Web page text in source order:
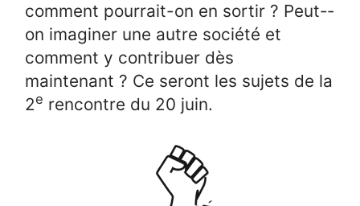
comment pourrait­-on en sortir ? Peut-­
on imaginer une autre société et
comment y contribuer dès
maintenant ? Ce seront les sujets de la
2e rencontre du 20 juin.